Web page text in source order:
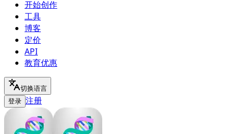
开始创作
工具
博客
定价
API
教育优惠
切换语言
登录 注册